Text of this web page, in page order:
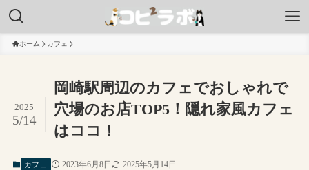
ホーム カフェ
岡崎駅周辺のカフェでおしゃれで
穴場のお店TOP5！隠れ家風カフェ
はココ！
2025
5/14
カフェ 2023年6月8日 2025年5月14日